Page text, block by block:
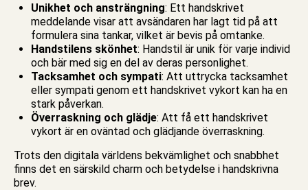
Unikhet och ansträngning: Ett handskrivet
meddelande visar att avsändaren har lagt tid på att
formulera sina tankar, vilket är bevis på omtanke.
Handstilens skönhet: Handstil är unik för varje individ
och bär med sig en del av deras personlighet.
Tacksamhet och sympati: Att uttrycka tacksamhet
eller sympati genom ett handskrivet vykort kan ha en
stark påverkan.
Överraskning och glädje: Att få ett handskrivet
vykort är en oväntad och glädjande överraskning.
Trots den digitala världens bekvämlighet och snabbhet
finns det en särskild charm och betydelse i handskrivna
brev.